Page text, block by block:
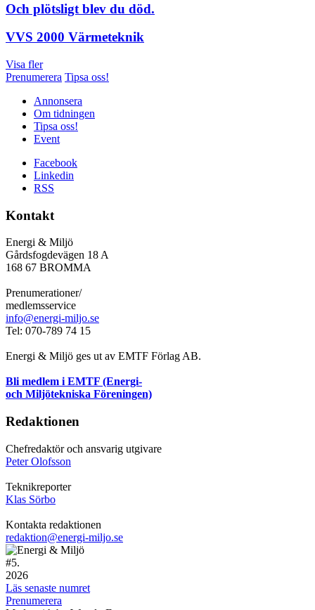
Och plötsligt blev du död.
VVS 2000 Värmeteknik
Visa fler
Prenumerera Tipsa oss!
Annonsera
Om tidningen
Tipsa oss!
Event
Facebook
Linkedin
RSS
Kontakt
Energi & Miljö
Gårdsfogdevägen 18 A
168 67 BROMMA
Prenumerationer/
medlemsservice
info@energi-miljo.se
Tel: 070-789 74 15
Energi & Miljö ges ut av EMTF Förlag AB.
Bli medlem i EMTF (Energi-
och Miljötekniska Föreningen)
Redaktionen
Chefredaktör och ansvarig utgivare
Peter Olofsson
Teknikreporter
Klas Sörbo
Kontakta redaktionen
redaktion@energi-miljo.se
#5.
2026
Läs senaste numret
Prenumerera